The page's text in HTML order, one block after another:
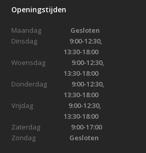
Openingstijden
Maandag Gesloten
Dinsdag 9:00-12:30,
13:30-18:00
Woensdag
9:00-12:30,
13:30-18:00
Donderdag 9:00-12:30,
13:30-18:00
Vrijdag 9:00-12:30,
13:30-18:00
Zaterdag 9:00-17:00
Zondag Gesloten